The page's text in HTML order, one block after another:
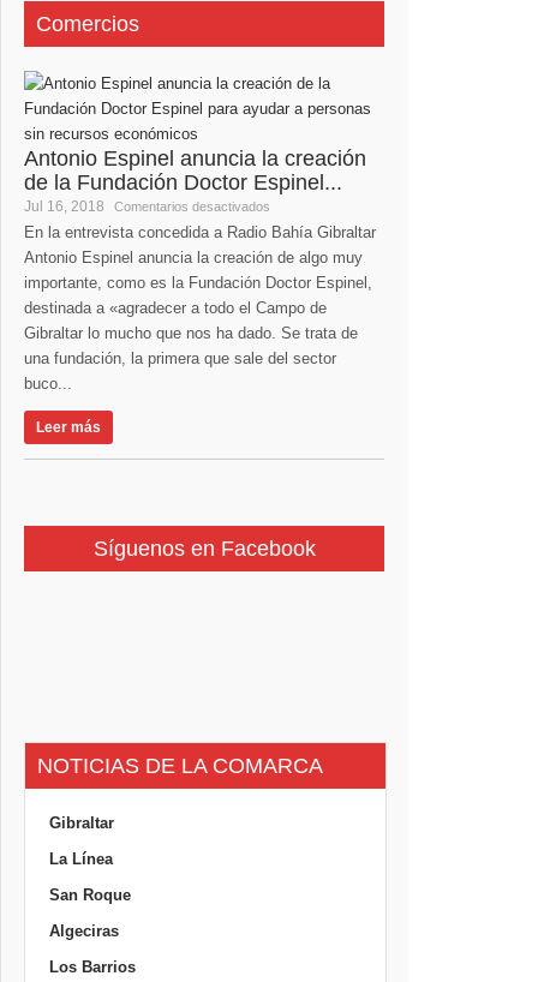
Comercios
Antonio Espinel anuncia la creación
de la Fundación Doctor Espinel...
Jul 16, 2018 Comentarios desactivados
En la entrevista concedida a Radio Bahía Gibraltar
Antonio Espinel anuncia la creación de algo muy
importante, como es la Fundación Doctor Espinel,
destinada a «agradecer a todo el Campo de
Gibraltar lo mucho que nos ha dado. Se trata de
una fundación, la primera que sale del sector
buco...
Leer más
Síguenos en Facebook
NOTICIAS DE LA COMARCA
Gibraltar
La Línea
San Roque
Algeciras
Los Barrios